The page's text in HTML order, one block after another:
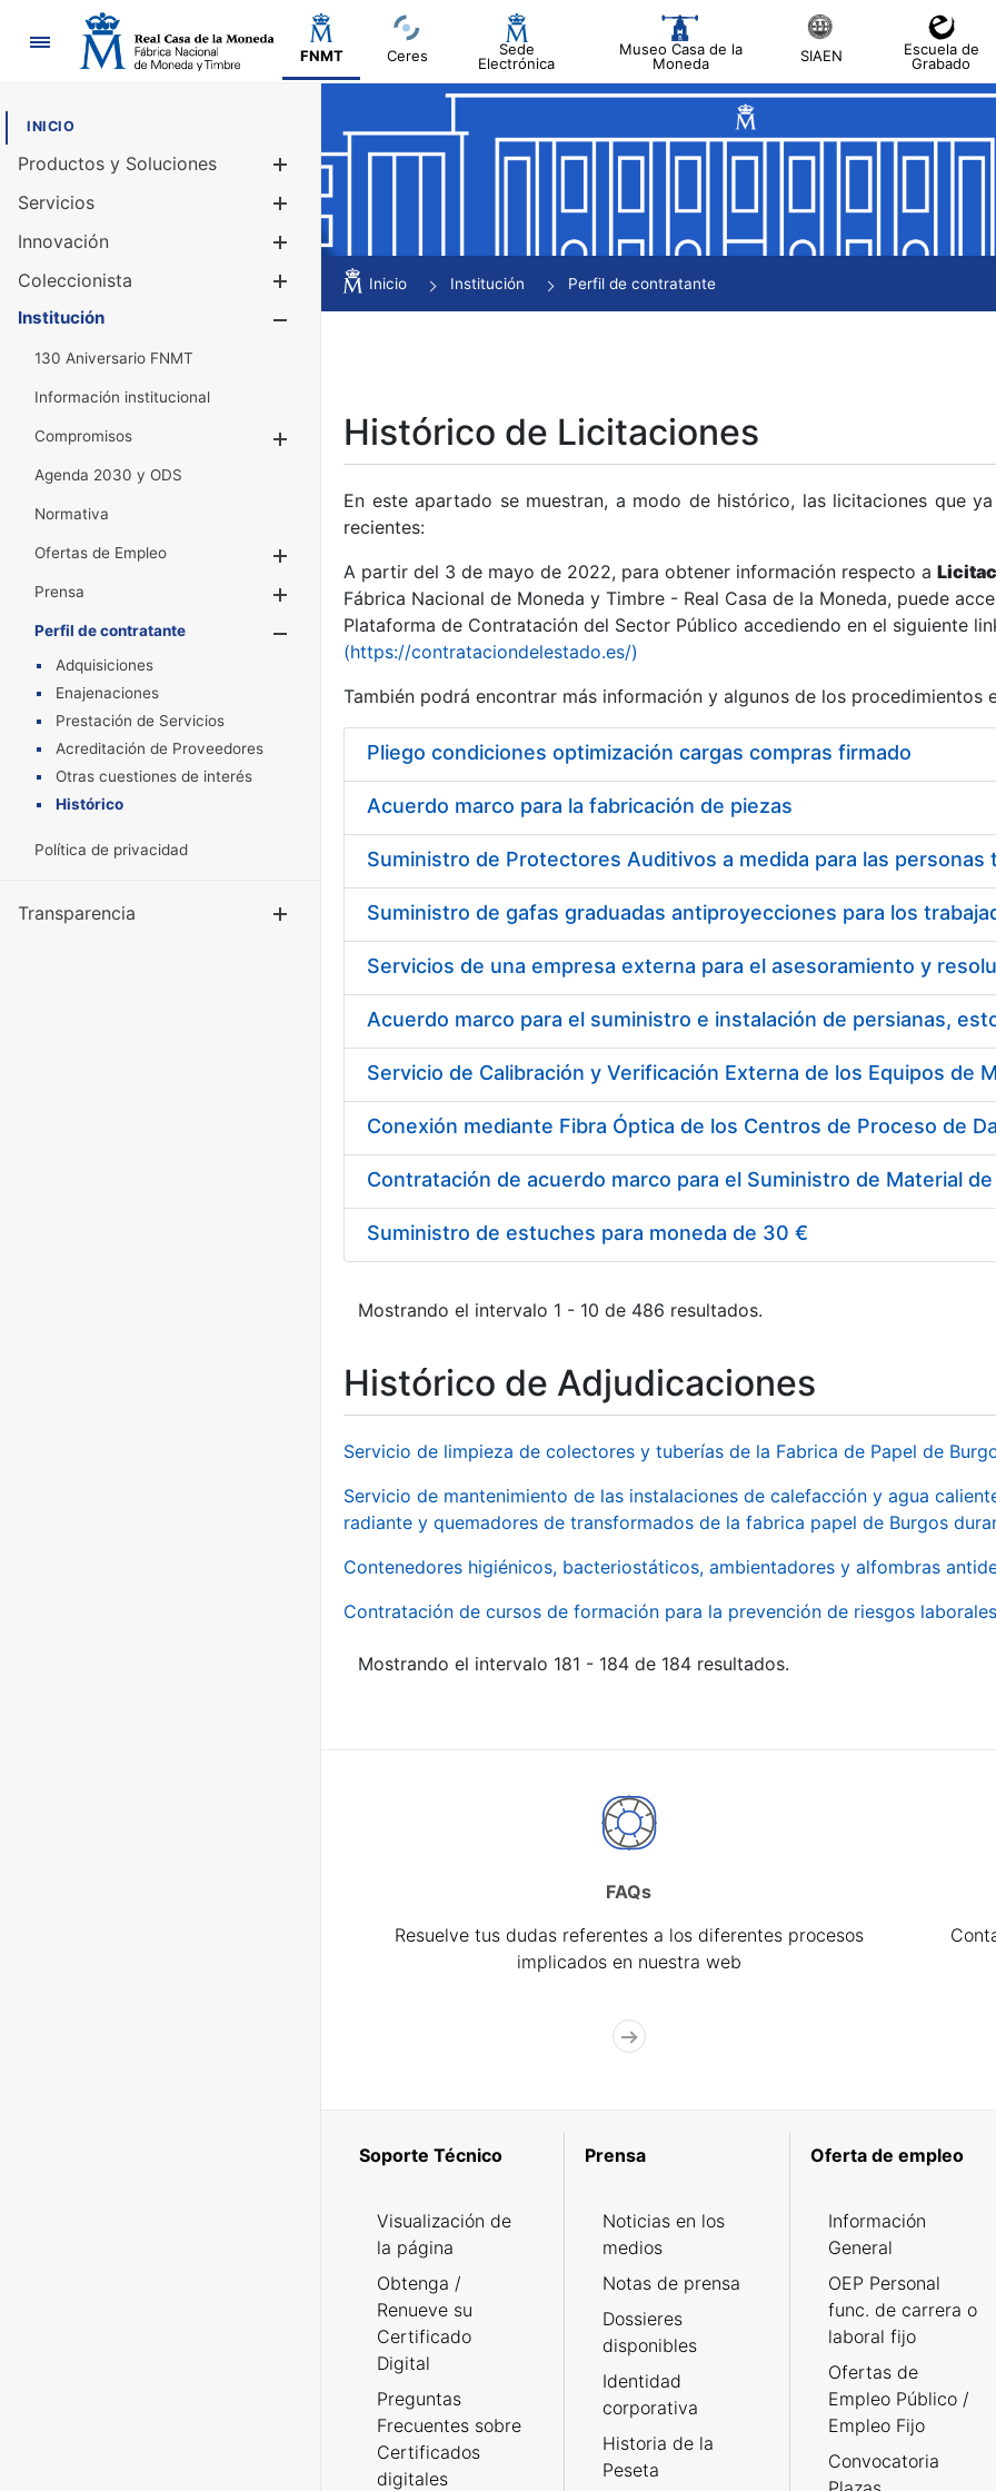
Navegación
FNMT Ceres
Sede
Electrónica
Museo Casa de la
Moneda
SIAEN
Escuela de
Grabado
INICIO
Productos y Soluciones
Mostrar/Ocultar
Servicios
Innovación
Coleccionista
Mostrar/Ocultar
Institución
130 Aniversario FNMT
Información institucional
Compromisos
Mostrar/Ocultar
Agenda 2030 y ODS
Normativa
Ofertas de Empleo
Prensa
Mostrar/Ocultar
Perfil de contratante
Mostrar/Ocultar
Adquisiciones
Enajenaciones
Prestación de Servicios
Acreditación de Proveedores
Otras cuestiones de interés
Histórico
Política de privacidad
Transparencia Mostrar/Ocultar
Inicio Institución Perfil de contratante
Histórico de Licitaciones
En este apartado se muestran, a modo de histórico, las licitaciones que
recientes:
A partir del 3 de mayo de 2022, para obtener información respecto a
Fábrica Nacional de Moneda y Timbre - Real Casa de la Moneda, puede
Plataforma de Contratación del Sector Público accediendo en el siguiente
(https://contrataciondelestado.es/)
También podrá encontrar más información y algunos de los procedimientos
Pliego condiciones optimización cargas compras firmado
Acuerdo marco para la fabricación de piezas
Acuerdo marco para el suministro e instalación de persianas,
Suministro de estuches para moneda de 30 €
Mostrando el intervalo 1 - 10 de 486 resultados.
Histórico de Adjudicaciones
Servicio de limpieza de colectores y tuberías de la Fabrica de Papel de
Servicio de mantenimiento de las instalaciones de calefacción y agua
radiante y quemadores de transformados de la fabrica papel de Burgos
Contenedores higiénicos, bacteriostáticos, ambientadores y alfombras
Contratación de cursos de formación para la prevención de riesgos laborales
Mostrando el intervalo 181 - 184 de 184 resultados.
FAQs
Resuelve tus dudas referentes a los diferentes procesos
implicados en nuestra web
Soporte Técnico
Visualización de
la página
Obtenga /
Renueve su
Certificado
Digital
Preguntas
Frecuentes sobre
Certificados
digitales
Prensa
Noticias en los
medios
Notas de prensa
Dossieres
disponibles
Identidad
corporativa
Historia de la
Peseta
Oferta de empleo
Información
General
OEP Personal
func. de carrera o
laboral fijo
Ofertas de
Empleo Público /
Empleo Fijo
Convocatoria